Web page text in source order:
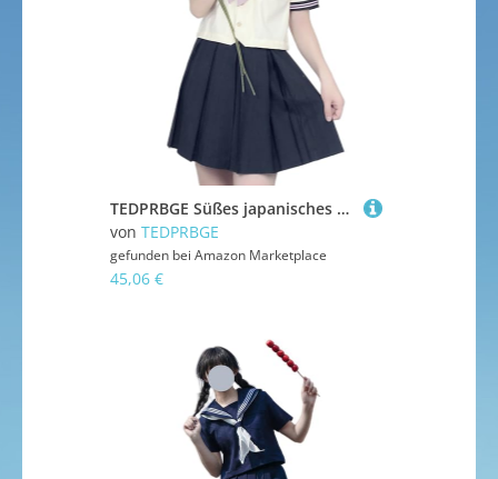
TEDPRBGE Süßes japanisches Schuluniform-Kostüm, Matrosenuniform, JK, Hemden, Uniform, Anime, Cosplay, Kostüme für Damen, Dunkelgrau, 39 cm, kurzärmelig, Größe XL
von TEDPRBGE
gefunden bei Amazon Marketplace
45,06 €